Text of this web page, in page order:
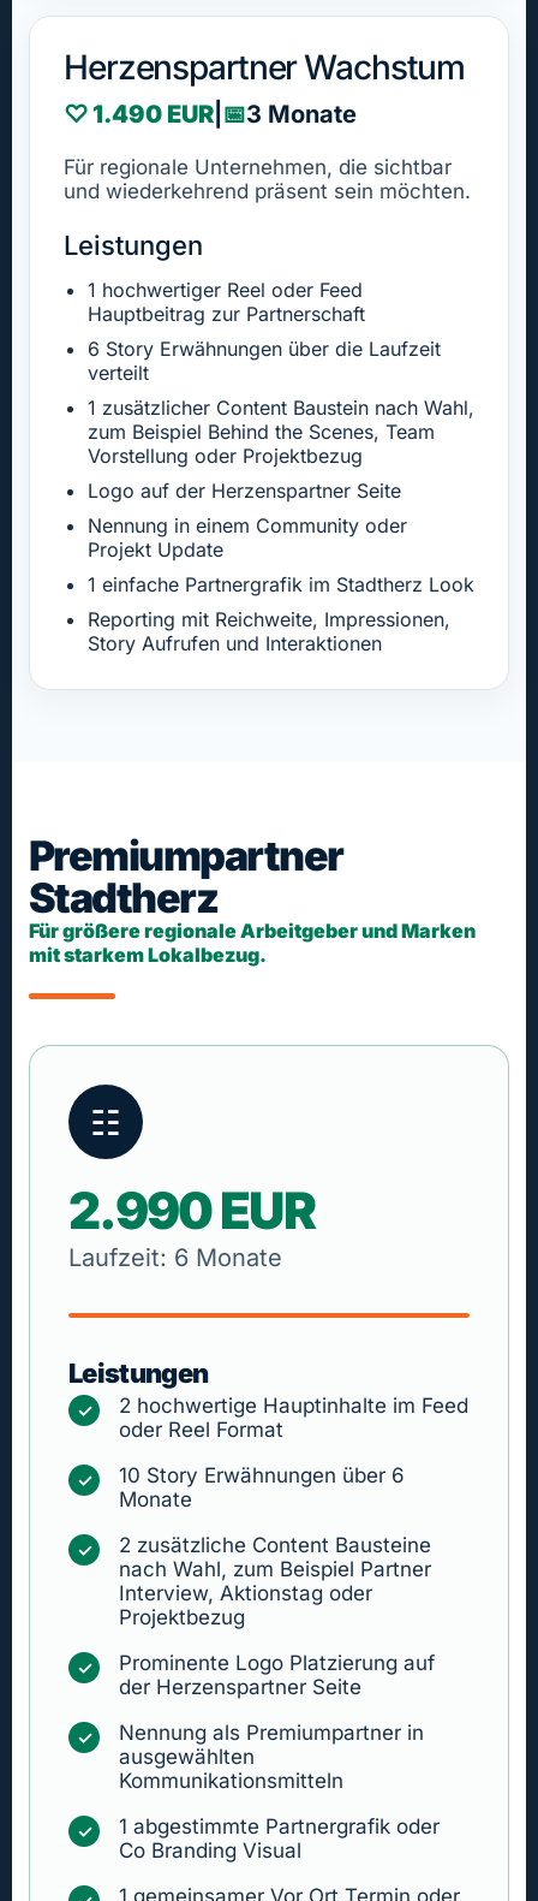
Herzenspartner Wachstum
♡ 1.490 EUR 📅3 Monate
Für regionale Unternehmen, die sichtbar
und wiederkehrend präsent sein möchten.
Leistungen
1 hochwertiger Reel oder Feed
Hauptbeitrag zur Partnerschaft
6 Story Erwähnungen über die Laufzeit
verteilt
1 zusätzlicher Content Baustein nach Wahl,
zum Beispiel Behind the Scenes, Team
Vorstellung oder Projektbezug
Logo auf der Herzenspartner Seite
Nennung in einem Community oder
Projekt Update
1 einfache Partnergrafik im Stadtherz Look
Reporting mit Reichweite, Impressionen,
Story Aufrufen und Interaktionen
Premiumpartner
Stadtherz
Für größere regionale Arbeitgeber und Marken
mit starkem Lokalbezug.
☷
2.990 EUR
Laufzeit: 6 Monate
Leistungen
✓
2 hochwertige Hauptinhalte im Feed
oder Reel Format
✓
10 Story Erwähnungen über 6
Monate
✓
2 zusätzliche Content Bausteine
nach Wahl, zum Beispiel Partner
Interview, Aktionstag oder
Projektbezug
✓
Prominente Logo Platzierung auf
der Herzenspartner Seite
✓
Nennung als Premiumpartner in
ausgewählten
Kommunikationsmitteln
✓
1 abgestimmte Partnergrafik oder
Co Branding Visual